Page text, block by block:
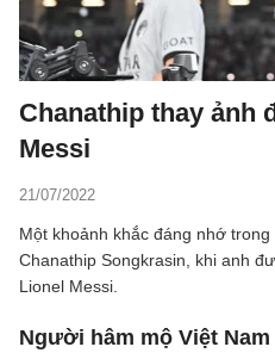
Chanathip thay ảnh
Messi
21/07/2022
Một khoảnh khắc đáng nhớ
Chanathip Songkrasin, khi anh
Lionel Messi.
Người hâm mộ Việt Nam